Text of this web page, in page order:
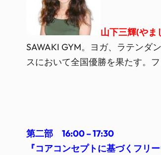
山下三輝(や
SAWAKI GYM。ヨガ、ラテンダ
スにおいて全国優勝を果たす。
第二部 16:00 – 17:30
『コアコンセプトに基づくフリ